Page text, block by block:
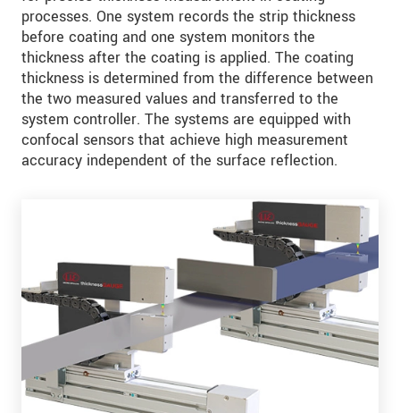
processes. One system records the strip thickness
before coating and one system monitors the
thickness after the coating is applied. The coating
thickness is determined from the difference between
the two measured values and transferred to the
system controller. The systems are equipped with
confocal sensors that achieve high measurement
accuracy independent of the surface reflection.